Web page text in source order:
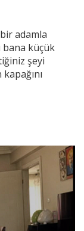
adamla
bana küçük
şeyi